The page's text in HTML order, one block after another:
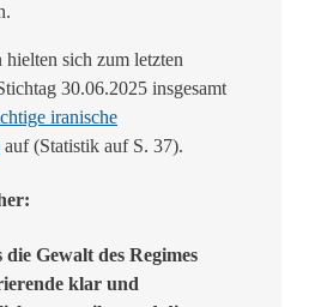
hielten sich zum letzten
30.06.2025 insgesamt
iranische
auf (Statistik auf S. 37).
Gewalt des Regimes
klar und